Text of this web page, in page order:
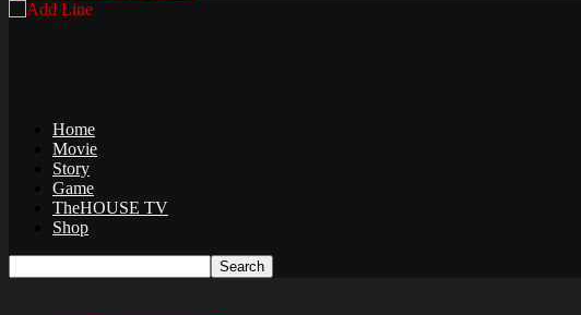
Home
Movie
Story
Game
TheHOUSE TV
Shop